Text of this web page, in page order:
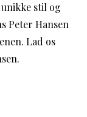
stil og
Peter Hansen
Lad os